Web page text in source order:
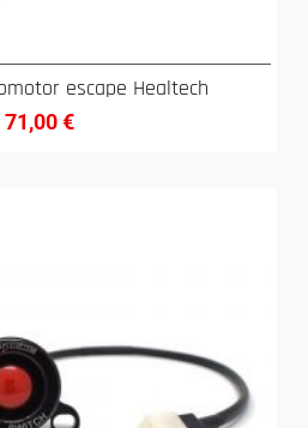
escape Healtech
71,00€